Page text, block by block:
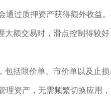
通过质押资产获得额外收益
大额交易时，滑点控制得较
括限价单、市价单以及止
理资产，无需频繁切换应用